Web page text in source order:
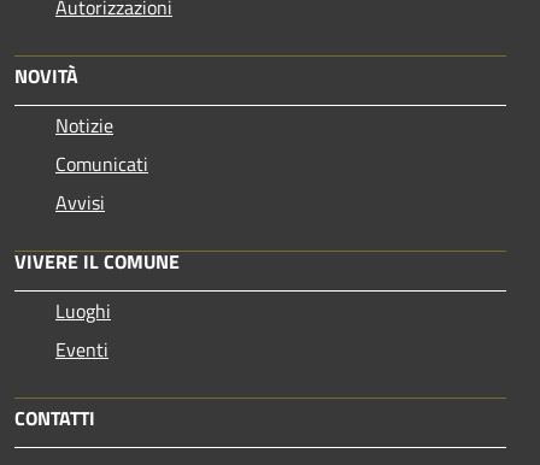
Autorizzazioni
NOVITÀ
Notizie
Comunicati
Avvisi
VIVERE IL COMUNE
Luoghi
Eventi
CONTATTI